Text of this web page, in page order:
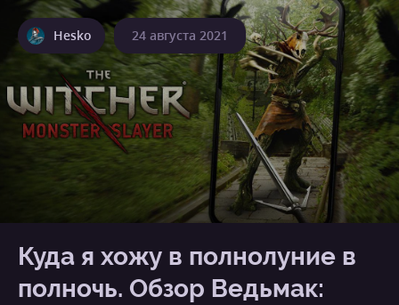
Hesko 24 августа 2021
Куда я хожу в полнолуние в
полночь. Обзор Ведьмак: